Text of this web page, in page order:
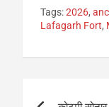
Tags:2026,
Lafagarh Fort,
Post